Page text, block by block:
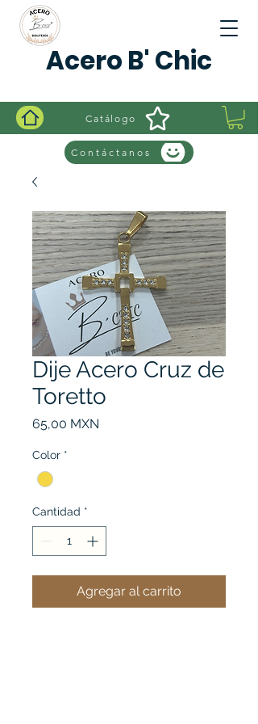
Acero B' Chic
Catálogo
Contáctanos
Dije Acero Cruz de
Toretto
65,00 MXN
Color *
Cantidad *
Agregar al carrito